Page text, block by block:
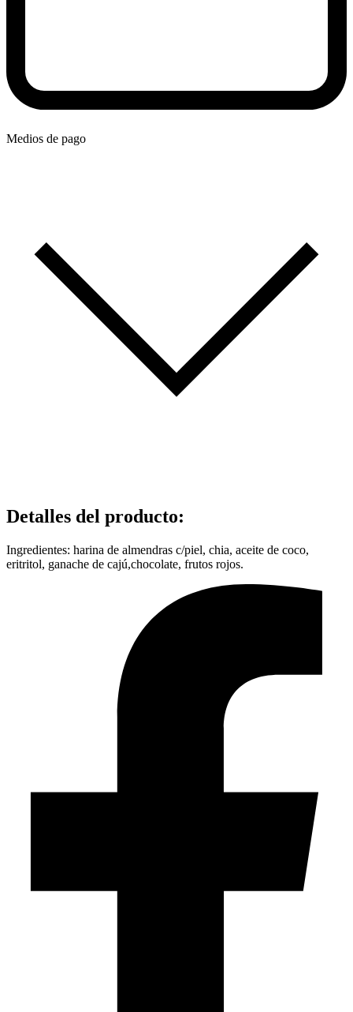
Medios de pago
Detalles del producto:
Ingredientes: harina de almendras c/piel, chia, aceite de coco,
eritritol, ganache de cajú,chocolate, frutos rojos.